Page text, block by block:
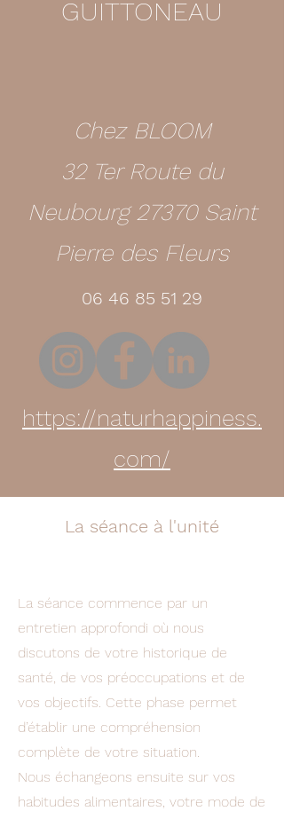
GUITTONEAU
Chez BLOOM
32 Ter Route du
Neubourg 27370 Saint
Pierre des Fleurs
06 46 85 51 29
https://naturhappiness.
com/
La séance à l'unité
La séance commence par un
entretien approfondi où nous
discutons de votre historique de
santé, de vos préoccupations et de
vos objectifs. Cette phase permet
d’établir une compréhension
complète de votre situation.
Nous échangeons ensuite sur vos
habitudes alimentaires, votre mode de